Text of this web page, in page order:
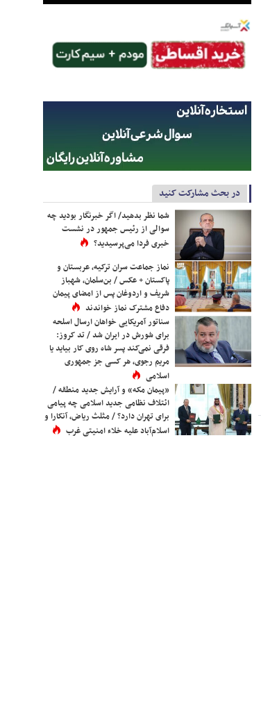
در بحث مشارکت کنید
شما نظر بدهید/ اگر خبرنگار بودید چه
سوالی از رئیس جمهور در نشست
خبری فردا می‌پرسیدید؟
نماز جماعت سران ترکیه، عربستان و
پاکستان + عکس / بن‌سلمان، شهباز
شریف و اردوغان پس از امضای پیمان
دفاع مشترک نماز خواندند
سناتور آمریکایی خواهان ارسال اسلحه
برای شورش در ایران شد / تد کروز:
فرقی نمی‌کند پسر شاه روی کار بیاید یا
مریم رجوی، هر کسی جز جمهوری
اسلامی
«پیمان مکه» و آرایش جدید منطقه /
ائتلاف نظامی جدید اسلامی چه پیامی
برای تهران دارد؟ / مثلث ریاض، آنکارا و
اسلام‌آباد علیه خلاء امنیتی غرب